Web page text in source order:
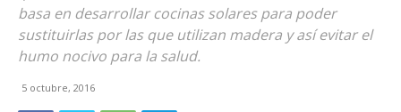
basa en desarrollar cocinas solares para poder
sustituirlas por las que utilizan madera y así evitar el
humo nocivo para la salud.
5 octubre, 2016